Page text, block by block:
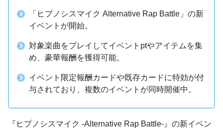
「ヒプノシスマイク Alternative Rap Battle」の新
イベントが開始。
対象楽曲をプレイしてイベントptやアイテムを集
め、豪華報酬を獲得可能。
イベント限定報酬カードや既存カードに特効が付
与されており、複数のイベントが同時開催中。
『ヒプノシスマイク -Alternative Rap Battle-』の新イベン